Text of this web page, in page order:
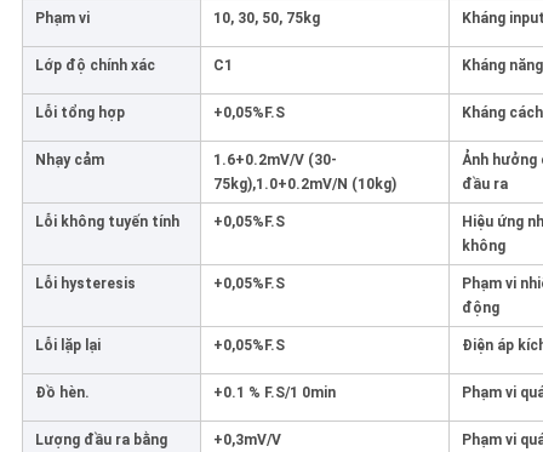
CHÍNH
SÁCH
BẢO
MẬT
Phạm vi 10, 30, 50, 75kg Kháng
Lớp độ chính xác C1 Kháng
Lỗi tổng hợp +0,05%F.S Kháng
Nhạy cảm
1.6+0.2mV/V (30-
75kg),1.0+0.2mV/N (10kg)
Ảnh hưởng
đầu ra
Lỗi không tuyến tính +0,05%F.S
Hiệu ứng
không
Lỗi hysteresis +0,05%F.S
Phạm vi
động
Lỗi lặp lại +0,05%F.S Điện áp
Đồ hèn. +0.1 % F.S/1 0min Phạm vi
Lượng đầu ra bằng
+0,3mV/V Phạm vi